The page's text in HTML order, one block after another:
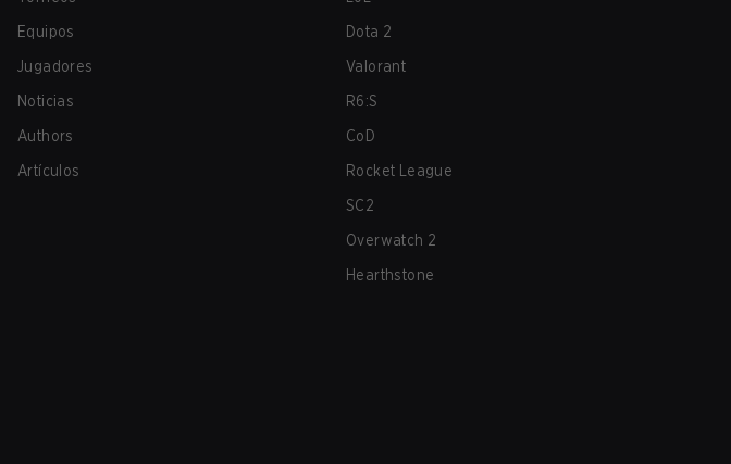
Equipos
Jugadores
Noticias
Authors
Artículos
Dota 2
Valorant
R6:S
CoD
Rocket League
SC2
Overwatch 2
Hearthstone